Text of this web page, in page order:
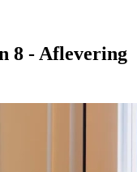
8 - Aflevering